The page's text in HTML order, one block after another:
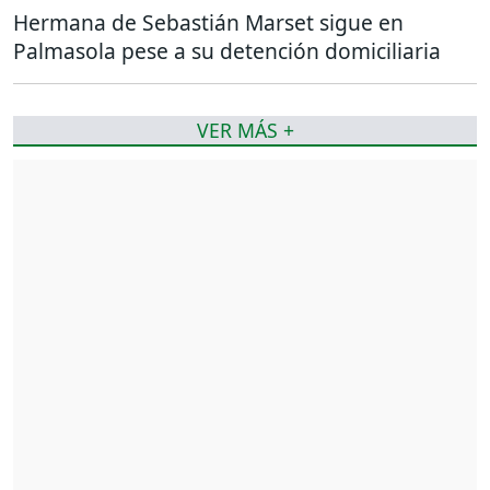
Hermana de Sebastián Marset sigue en
Palmasola pese a su detención domiciliaria
VER MÁS +